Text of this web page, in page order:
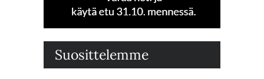
Suosittelemme